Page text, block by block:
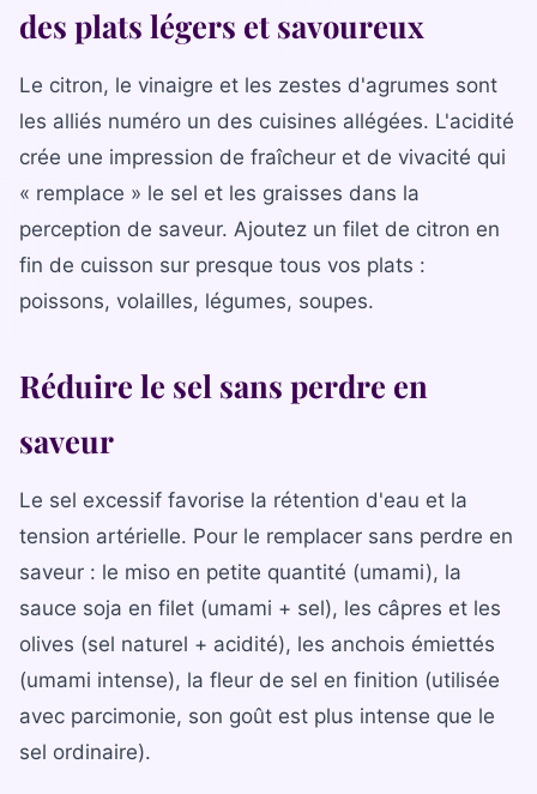
des plats légers et savoureux
Le citron, le vinaigre et les zestes d'agrumes sont
les alliés numéro un des cuisines allégées. L'acidité
crée une impression de fraîcheur et de vivacité qui
« remplace » le sel et les graisses dans la
perception de saveur. Ajoutez un filet de citron en
fin de cuisson sur presque tous vos plats :
poissons, volailles, légumes, soupes.
Réduire le sel sans perdre en
saveur
Le sel excessif favorise la rétention d'eau et la
tension artérielle. Pour le remplacer sans perdre en
saveur : le miso en petite quantité (umami), la
sauce soja en filet (umami + sel), les câpres et les
olives (sel naturel + acidité), les anchois émiettés
(umami intense), la fleur de sel en finition (utilisée
avec parcimonie, son goût est plus intense que le
sel ordinaire).